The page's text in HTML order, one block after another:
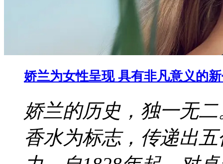
娇兰为女性呈现 具有非凡意义的
娇兰的历史，独一无
香水为标志，传递出